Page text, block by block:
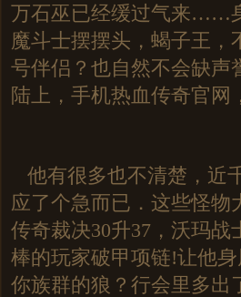
万石巫已经缓过气来……
魔斗士摆摆头，蝎子王
号伴侣？也自然不会缺声
陆上，手机热血传奇官
他有很多也不清楚，近
应了个急而已．这些怪物
传奇裁决30升37，沃玛
棒的玩家破甲项链!让他
你族群的狼？行会里多出